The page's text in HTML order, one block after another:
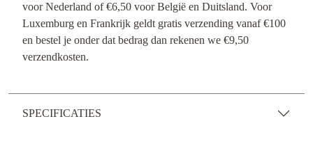
voor Nederland of €6,50 voor België en Duitsland. Voor
Luxemburg en Frankrijk geldt gratis verzending vanaf €100
en bestel je onder dat bedrag dan rekenen we €9,50
verzendkosten.
SPECIFICATIES